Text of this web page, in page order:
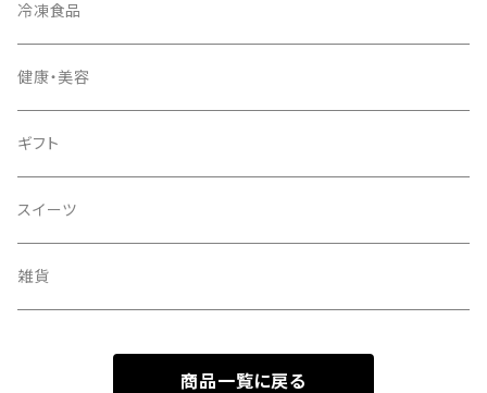
冷凍食品
健康・美容
ギフト
スイーツ
雑貨
商品一覧に戻る